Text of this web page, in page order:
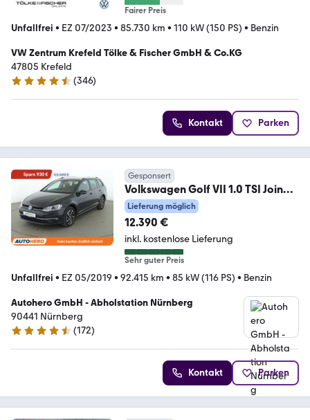
Fairer Preis
Unfallfrei • EZ 07/2023 • 85.730 km • 110 kW (150 PS) • Benzin
VW Zentrum Krefeld Tölke & Fischer GmbH & Co.KG
47805 Krefeld
4.5 Sterne
(346)
Kontakt Parken
Gesponsert
Volkswagen Golf VII 1.0 TSI Join
*NAVI*PDC*SHZ*KLIMA*
Lieferung möglich
12.390 €
inkl. kostenlose Lieferung
Sehr guter Preis
Unfallfrei • EZ 05/2019 • 92.415 km • 85 kW (116 PS) • Benzin
Autohero GmbH - Abholstation Nürnberg
90441 Nürnberg
4.5 Sterne
(172)
Kontakt Parken